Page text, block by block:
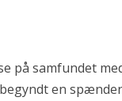
på samfundet
en